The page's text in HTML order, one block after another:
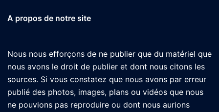
A propos de notre site
Nous nous efforçons de ne publier que du matériel que
nous avons le droit de publier et dont nous citons les
sources. Si vous constatez que nous avons par erreur
publié des photos, images, plans ou vidéos que nous
ne pouvions pas reproduire ou dont nous aurions